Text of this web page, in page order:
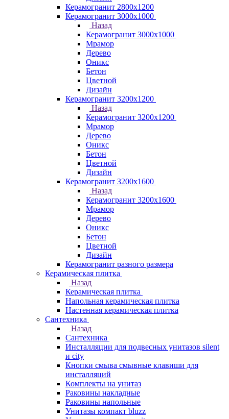
Керамогранит 2800x1200
Керамогранит 3000х1000
Назад
Керамогранит 3000х1000
Мрамор
Дерево
Оникс
Бетон
Цветной
Дизайн
Керамогранит 3200х1200
Назад
Керамогранит 3200х1200
Мрамор
Дерево
Оникс
Бетон
Цветной
Дизайн
Керамогранит 3200х1600
Назад
Керамогранит 3200х1600
Мрамор
Дерево
Оникс
Бетон
Цветной
Дизайн
Керамогранит разного размера
Керамическая плитка
Назад
Керамическая плитка
Напольная керамическая плитка
Настенная керамическая плитка
Сантехника
Назад
Сантехника
Инсталляции для подвесных унитазов silent
и city
Кнопки смыва смывные клавиши для
инсталляций
Комплекты на унитаз
Раковины накладные
Раковины напольные
Унитазы компакт bluzz